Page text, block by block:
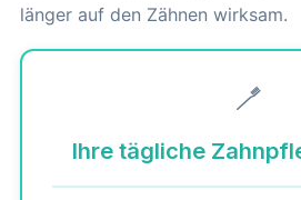
länger auf den Zähnen wirksam.
🪥
Ihre tägliche